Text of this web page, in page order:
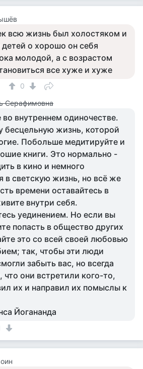
всю жизнь был холостяком и
детей о хорошо он себя
молодой, а с возрастом
все хуже и хуже
0
Серафимовна
внутреннем одиночестве.
бесцельную жизнь, которой
Побольше медитируйте и
книги. Это нормально -
в кино и немного
в светскую жизнь, но всё же
времени оставайтесь в
внутри себя.
уединением. Но если вы
попасть в общество других
это со всей своей любовью
так, чтобы эти люди
забыть вас, но всегда
они встретили кого-то,
их и направил их помыслы к
Йогананда